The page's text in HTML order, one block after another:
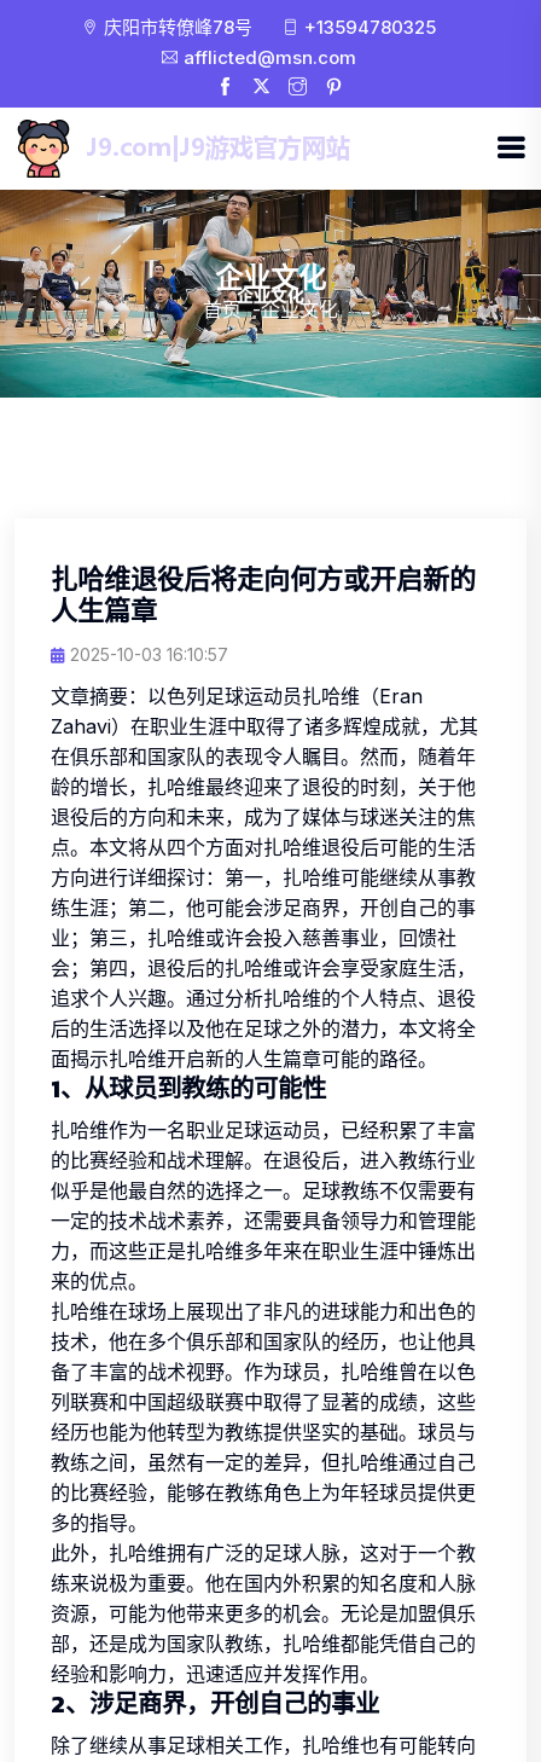
庆阳市转僚峰78号
+13594780325
afflicted@msn.com
企业文化
首页 -企业文化
扎哈维退役后将走向何方或开启新的
人生篇章
2025-10-03 16:10:57
文章摘要：以色列足球运动员扎哈维（Eran
Zahavi）在职业生涯中取得了诸多辉煌成就，尤其
在俱乐部和国家队的表现令人瞩目。然而，随着年
龄的增长，扎哈维最终迎来了退役的时刻，关于他
退役后的方向和未来，成为了媒体与球迷关注的焦
点。本文将从四个方面对扎哈维退役后可能的生活
方向进行详细探讨：第一，扎哈维可能继续从事教
练生涯；第二，他可能会涉足商界，开创自己的事
业；第三，扎哈维或许会投入慈善事业，回馈社
会；第四，退役后的扎哈维或许会享受家庭生活，
追求个人兴趣。通过分析扎哈维的个人特点、退役
后的生活选择以及他在足球之外的潜力，本文将全
面揭示扎哈维开启新的人生篇章可能的路径。
1、从球员到教练的可能性
扎哈维作为一名职业足球运动员，已经积累了丰富
的比赛经验和战术理解。在退役后，进入教练行业
似乎是他最自然的选择之一。足球教练不仅需要有
一定的技术战术素养，还需要具备领导力和管理能
力，而这些正是扎哈维多年来在职业生涯中锤炼出
来的优点。
扎哈维在球场上展现出了非凡的进球能力和出色的
技术，他在多个俱乐部和国家队的经历，也让他具
备了丰富的战术视野。作为球员，扎哈维曾在以色
列联赛和中国超级联赛中取得了显著的成绩，这些
经历也能为他转型为教练提供坚实的基础。球员与
教练之间，虽然有一定的差异，但扎哈维通过自己
的比赛经验，能够在教练角色上为年轻球员提供更
多的指导。
此外，扎哈维拥有广泛的足球人脉，这对于一个教
练来说极为重要。他在国内外积累的知名度和人脉
资源，可能为他带来更多的机会。无论是加盟俱乐
部，还是成为国家队教练，扎哈维都能凭借自己的
经验和影响力，迅速适应并发挥作用。
2、涉足商界，开创自己的事业
除了继续从事足球相关工作，扎哈维也有可能转向